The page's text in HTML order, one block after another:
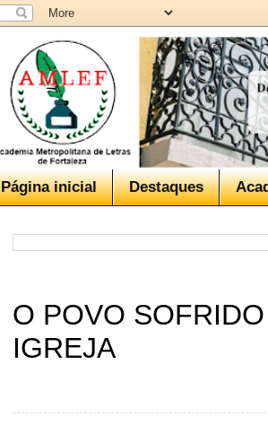
Página inicial Destaques
O POVO
IGREJA